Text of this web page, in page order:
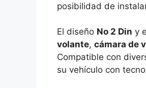
posibilidad de
El diseño No 2 Din y
volante, cámara de
Compatible con
su vehículo con